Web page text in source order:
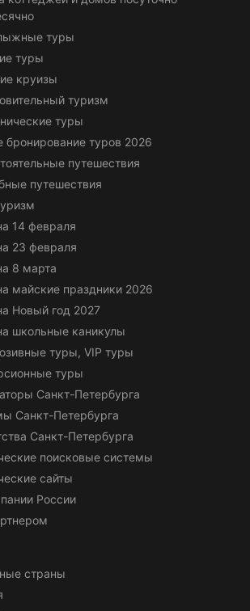
туры
туры
круизы
туризм
туры
бронирование туров 2026
путешествия
путешествия
14 февраля
23 февраля
8 марта
майские праздники 2026
Новый год 2027
школьные каникулы
туры, VIP туры
туры
Санкт-Петербурга
Санкт-Петербурга
Санкт-Петербурга
поисковые системы
сайты
России
страны